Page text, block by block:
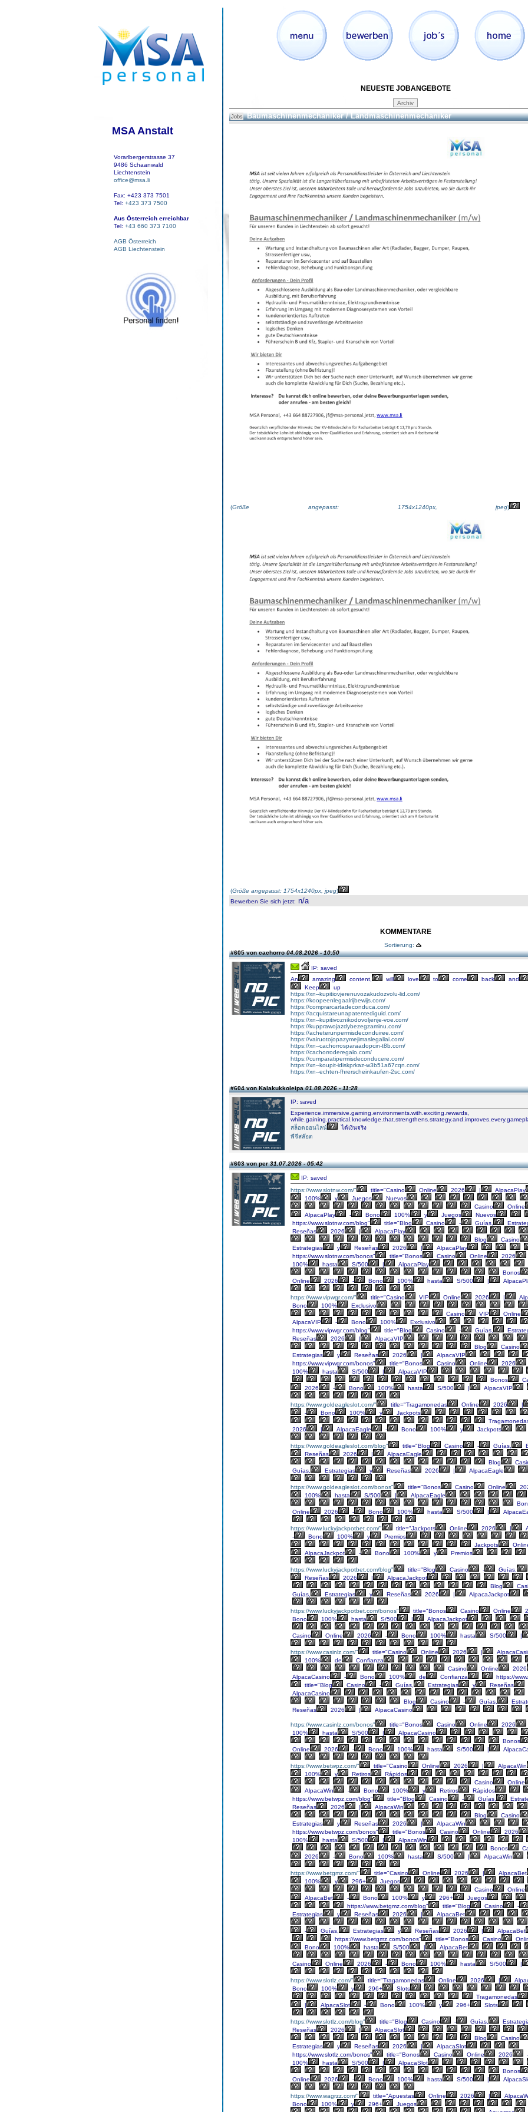
MSA Anstalt
Vorarlbergerstrasse 37
9486 Schaanwald
Liechtenstein
office@msa.li
Fax: +423 373 7501
Tel: +423 373 7500
Aus Österreich erreichbar
Tel: +43 660 373 7100
AGB Österreich
AGB Liechtenstein
NEUESTE JOBANGEBOTE
Jobs Baumaschinenmechaniker / Landmaschinenmechaniker
(Größe angepasst: 1754x1240px, jpeg)
(Größe angepasst: 1754x1240px, jpeg)
Bewerben Sie sich jetzt: n/a
KOMMENTARE
Sortierung:
#605 von cachorro04.08.2026 - 10:50
IP: saved
An
amazing content, will love to come back and
Keep
up
https://xn--kupitiovjerenuvozakudozvolu-lid.com/
https://koopeenlegaalrijbewijs.com/
https://comprarcartadeconduca.com/
https://acquistareunapatentediguid.com/
https://xn--kupitivoznikodovoljenje-voe.com/
https://kupprawojazdybezegzaminu.com/
https://acheterunpermisdeconduiree.com/
https://vairuotojopazymejimaslegaliai.com/
https://xn--cachorrosparaadopcin-t8b.com/
https://cachorroderegalo.com/
https://cumparatipermisdeconducere.com/
https://xn--koupit-idiskprkaz-w3b51a67cqn.com/
https://xn--echten-fhrerscheinkaufen-2sc.com/
#604 von Kalakukkoleipa01.08.2026 - 11:28
IP: saved
Experience.immersive.gaming.environments.with.exciting.rewards,
สล็อตออนไลน์
ได้เงินจริง
พีจีสล๊อต
#603 von per31.07.2026 - 05:42
IP: saved
https://www.slotnw.com/"
title="Casino Online 2026 | AlpacaPlay
100%
y Juegos
Nuevos
Casino
Online
AlpacaPlay
- Bono 100% y Juegos
Nuevos
https://www.slotnw.com/blog"
title="Blog Casino - Guías,
Reseñas
2026 |
AlpacaPlay
Blog
Casino
Estrategias
y Reseñas 2026 |
AlpacaPlay
https://www.slotnw.com/bonos"
title="Bonos Casino Online 2026
100%
hasta S/500 |
AlpacaPlay
Bonos
Online
2026 - Bono 100% hasta S/500 |
https://www.vipwgr.com/" title="Casino VIP Online 2026 |
Bono
100%
Exclusivo
Casino
VIP Online
AlpacaVIP
- Bono 100%
Exclusivo
https://www.vipwgr.com/blog"
title="Blog Casino - Guías,
Reseñas
2026 |
AlpacaVIP
Blog
Casino
Estrategias
y Reseñas 2026 |
AlpacaVIP
https://www.vipwgr.com/bonos"
title="Bonos Casino Online 2026
100%
hasta S/500 |
AlpacaVIP
Bonos
2026
- Bono 100% hasta S/500 | AlpacaVIP
https://www.goldeagleslot.com/" title="Tragamonedas Online 2026 |
-
Bono 100% y
Jackpots
2026
| AlpacaEagle - Bono 100% y Jackpots
https://www.goldeagleslot.com/blog" title="Blog Casino - Guías,
Reseñas
2026 |
AlpacaEagle
Blog
Guías,
Estrategias y Reseñas 2026 | AlpacaEagle
https://www.goldeagleslot.com/bonos" title="Bonos Casino Online
100%
hasta S/500 |
AlpacaEagle
Online
2026 - Bono 100% hasta S/500 |
https://www.luckyjackpotbet.com/" title="Jackpots Online 2026 |
-
Bono 100% y
Premios
Jackpots
AlpacaJackpot
- Bono 100% y Premios
https://www.luckyjackpotbet.com/blog" title="Blog Casino - Guías,
Reseñas
2026 |
AlpacaJackpot
Blog
Guías,
Estrategias y Reseñas 2026 | AlpacaJackpot
https://www.luckyjackpotbet.com/bonos" title="Bonos Casino Online
Bono
100% hasta S/500 |
AlpacaJackpot
Casino
Online 2026 - Bono 100% hasta S/500 |
https://www.casinlz.com/" title="Casino Online 2026 |
100%
de
Confianza
Casino
Online 2026
AlpacaCasino
- Bono 100% de Confianza
https://
title="Blog
Casino - Guías, Estrategias y Reseñas
AlpacaCasino
Blog
Casino - Guías,
Reseñas
2026 | AlpacaCasino
https://www.casinlz.com/bonos" title="Bonos Casino Online 2026
100%
hasta S/500 |
AlpacaCasino
Bonos
Online
2026 - Bono 100% hasta S/500 |
https://www.betwpz.com/" title="Casino Online 2026 | AlpacaWin
100%
y Retiros
Rápidos
Casino
Online
AlpacaWin
- Bono 100% y Retiros
Rápidos
https://www.betwpz.com/blog"
title="Blog Casino - Guías,
Reseñas
2026 |
AlpacaWin
Blog
Casino
Estrategias
y Reseñas 2026 |
AlpacaWin
https://www.betwpz.com/bonos"
title="Bonos Casino Online 2026
100%
hasta S/500 |
AlpacaWin
Bonos
2026
- Bono 100% hasta S/500 | AlpacaWin
https://www.betgmz.com/" title="Casino Online 2026 | AlpacaBet
100%
y 296+
Juegos
Casino
Online
AlpacaBet
- Bono 100% y 296+
Juegos
https://www.betgmz.com/blog"
title="Blog Casino -
Estrategias
y Reseñas 2026 |
AlpacaBet
-
Guías, Estrategias y Reseñas 2026 |
AlpacaBet
https://www.betgmz.com/bonos"
title="Bonos Casino
Bono
100% hasta S/500 |
AlpacaBet
Casino
Online 2026 - Bono 100% hasta S/500 |
https://www.slotlz.com/" title="Tragamonedas Online 2026 |
Bono
100% y 296+
Slots
Tragamonedas
|
AlpacaSlot - Bono 100% y 296+ Slots
https://www.slotlz.com/blog" title="Blog Casino - Guías,
Reseñas
2026 |
AlpacaSlot
Blog
Casino
Estrategias
y Reseñas 2026 |
AlpacaSlot
https://www.slotlz.com/bonos"
title="Bonos Casino Online 2026 -
100%
hasta S/500 |
AlpacaSlot
Bonos
Online
2026 - Bono 100% hasta S/500 |
https://www.wagrzz.com/" title="Apuestas Online 2026 |
Bono
100% y 296+
Juegos